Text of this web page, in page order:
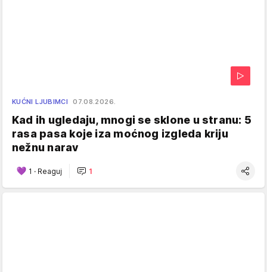
KUĆNI LJUBIMCI 07.08.2026.
Kad ih ugledaju, mnogi se sklone u stranu: 5
rasa pasa koje iza moćnog izgleda kriju
nežnu narav
1 · Reaguj 1